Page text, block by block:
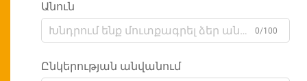
Անուն
0/100
Ընկերության անվանում